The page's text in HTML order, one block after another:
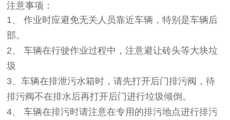
注意事项：
1、 作业时应避免无关人员靠近车辆，特别是车辆后
部。
2、 车辆在行驶作业过程中，注意避让砖头等大块垃
圾
3、车辆在排泄污水箱时，请先打开后门排污阀，待
排污阀不在排水后再打开后门进行垃圾倾倒。
4、 车辆在排污时请注意在专用的排污地点进行排污